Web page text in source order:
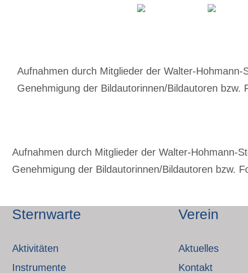
Aufnahmen durch Mitglieder der Walter-
Genehmigung der Bildautorinnen/Bildautoren
Aufnahmen durch Mitglieder der Walter-Hohmann-
Genehmigung der Bildautorinnen/Bildautoren bzw.
Sternwarte
Aktivitäten
Instrumente
Verein
Aktuelles
Kontakt